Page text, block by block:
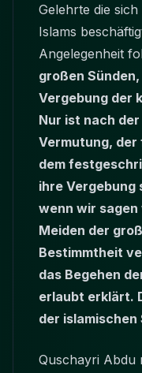
Gelehrte die
Islams
Angelegenheit
großen
Vergebung der
Nur ist nach
Vermutung,
dem
ihre Vergebung
wenn wir
Meiden der
Bestimmtheit
das Begehen
erlaubt erklärt.
der islamischen
Quschayri Abdu